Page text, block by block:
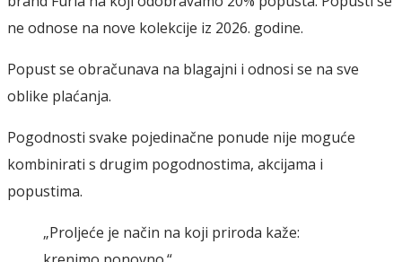
ne odnose na nove kolekcije iz 2026. godine.
Popust se obračunava na blagajni i odnosi se na sve
oblike plaćanja.
Pogodnosti svake pojedinačne ponude nije moguće
kombinirati s drugim pogodnostima, akcijama i
popustima.
„Proljeće je način na koji priroda kaže: